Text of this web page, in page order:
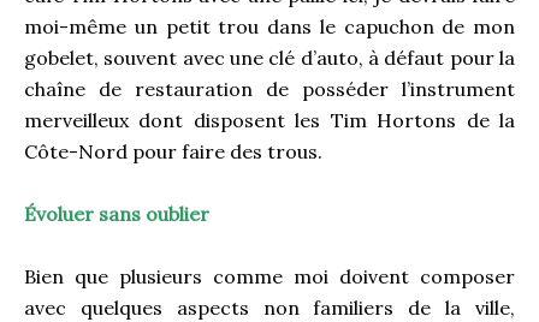
moi-même un petit trou dans le capuchon de mon
gobelet, souvent avec une clé d’auto, à défaut pour la
chaîne de restauration de posséder l’instrument
merveilleux dont disposent les Tim Hortons de la
Côte-Nord pour faire des trous.
Évoluer sans oublier
Bien que plusieurs comme moi doivent composer
avec quelques aspects non familiers de la ville,